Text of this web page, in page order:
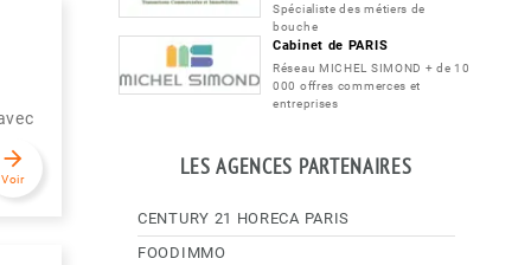
arrow_forward
Voir
Spécialiste des métiers de
bouche
Cabinet de PARIS
Réseau MICHEL SIMOND + de 10
000 offres commerces et
entreprises
LES AGENCES PARTENAIRES
CENTURY 21 HORECA PARIS
FOODIMMO